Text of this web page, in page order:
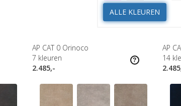
ALLE KLEUREN
AP CAT 0 Orinoco
7 kleuren
2.485,-
AP
14